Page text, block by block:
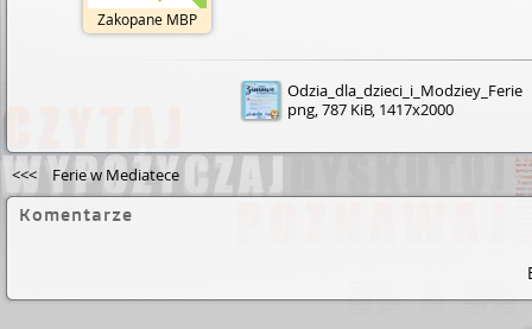
Zakopane MBP
Odzia_dla_dzieci_i_Modziey_Ferie
png, 787 KiB, 1417x2000
<<< Ferie w Mediatece
Komentarze